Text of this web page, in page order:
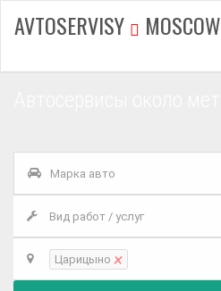
AVTOSERVISY MOSCOW
Марка авто
Вид работ / услуг
Царицыно ×